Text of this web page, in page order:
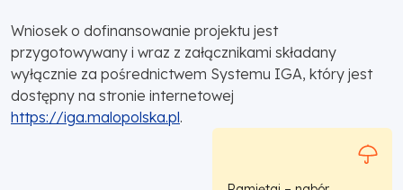
Wniosek o dofinansowanie projektu jest
przygotowywany i wraz z załącznikami składany
wyłącznie za pośrednictwem Systemu IGA, który jest
dostępny na stronie internetowej
https://iga.malopolska.pl.